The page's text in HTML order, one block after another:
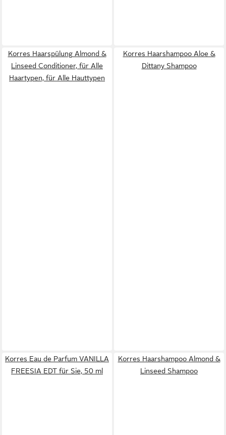
Korres Haarspülung Almond &
Linseed Conditioner, für Alle
Haartypen, für Alle Hauttypen
Korres Haarshampoo Aloe &
Dittany Shampoo
Korres Eau de Parfum VANILLA
FREESIA EDT für Sie, 50 ml
Korres Haarshampoo Almond &
Linseed Shampoo